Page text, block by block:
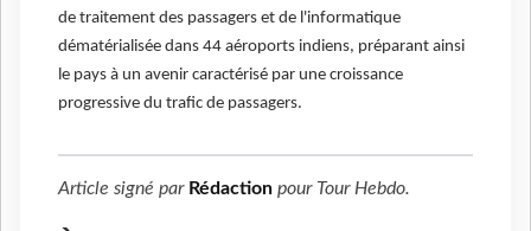
de traitement des passagers et de l'informatique
dématérialisée dans 44 aéroports indiens, préparant ainsi
le pays à un avenir caractérisé par une croissance
progressive du trafic de passagers.
Article signé par Rédaction pour Tour Hebdo.